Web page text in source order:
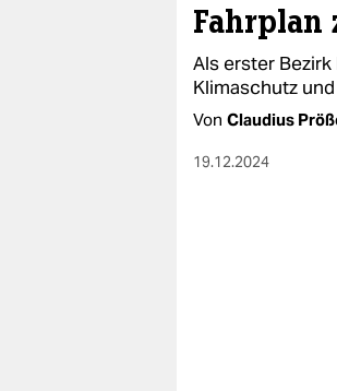
Fahrplan
Als erster
Klimaschutz
Von Claudius
19.12.2024